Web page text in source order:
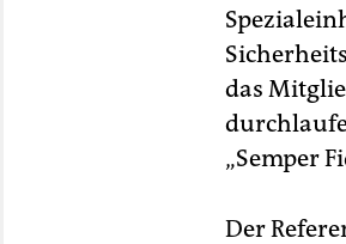
das
„Semper
Der